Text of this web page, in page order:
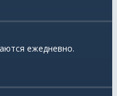
ежедневно.